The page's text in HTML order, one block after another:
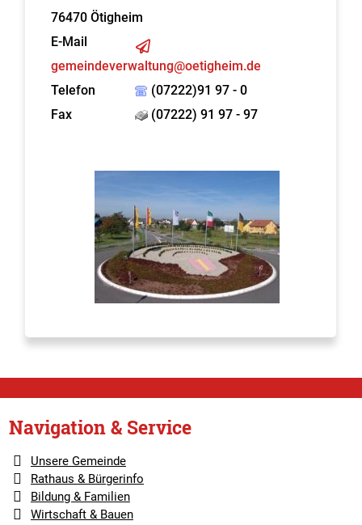
76470 Ötigheim
E-Mail
gemeindeverwaltung@oetigheim.de
Telefon
(07222)91 97 - 0
Fax
(07222) 91 97 - 97
Navigation & Service
Unsere Gemeinde
Rathaus & Bürgerinfo
Bildung & Familien
Wirtschaft & Bauen